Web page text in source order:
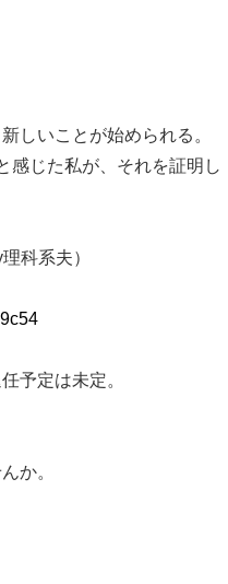
しいことが始められる。
感じた私が、それを証明し
科系夫）
予定は未定。
か。